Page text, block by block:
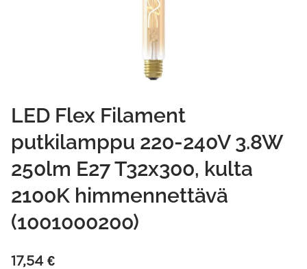
LED Flex Filament
putkilamppu 220-240V 3.8W
250lm E27 T32x300, kulta
2100K himmennettävä
(1001000200)
17,54 €